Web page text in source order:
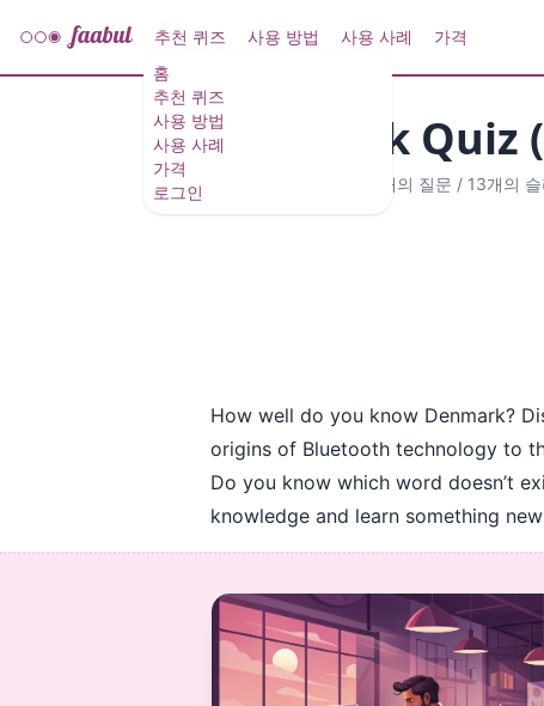
홈
추천 퀴즈
사용 방법
사용 사례
가격
로그인
추천 퀴즈 사용 방법 사용 사례 가격
Denmark Quiz
11개의 질문 / 13개의
How well do you know Denmark?
origins of Bluetooth technology to
Do you know which word doesn’t
knowledge and learn something